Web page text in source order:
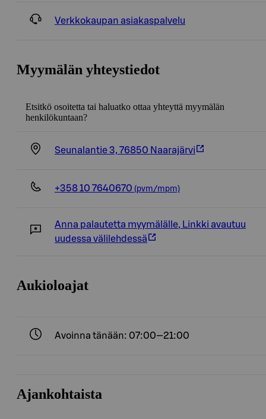
Verkkokaupan asiakaspalvelu
Myymälän yhteystiedot
Etsitkö osoitetta tai haluatko ottaa yhteyttä myymälän
henkilökuntaan?
Seunalantie 3, 76850 Naarajärvi
+358 10 7640670 (pvm/mpm)
Anna palautetta myymälälle, Linkki avautuu
uudessa välilehdessä
Aukioloajat
Avoinna tänään: 07:00—21:00
Ajankohtaista